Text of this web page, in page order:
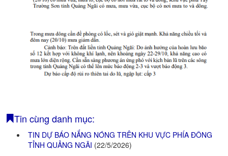
Tin cùng danh mục:
TIN DỰ BÁO NẮNG NÓNG TRÊN KHU VỰC PHÍA ĐÔNG
TỈNH QUẢNG NGÃI (22/5/2026)